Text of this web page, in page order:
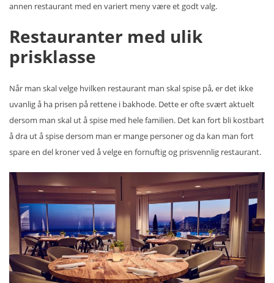
annen restaurant med en variert meny være et godt valg.
Restauranter med ulik
prisklasse
Når man skal velge hvilken restaurant man skal spise på, er det ikke
uvanlig å ha prisen på rettene i bakhode. Dette er ofte svært aktuelt
dersom man skal ut å spise med hele familien. Det kan fort bli kostbart
å dra ut å spise dersom man er mange personer og da kan man fort
spare en del kroner ved å velge en fornuftig og prisvennlig restaurant.